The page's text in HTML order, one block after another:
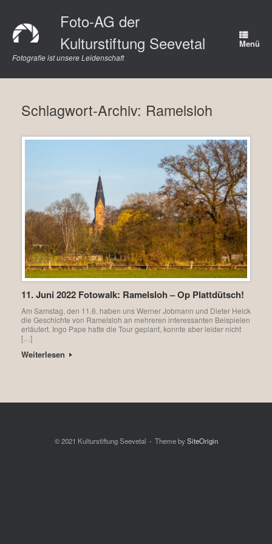
springen
Foto-AG der
Kulturstiftung Seevetal
Fotografie ist unsere Leidenschaft
Menü
Schlagwort-Archiv: Ramelsloh
11. Juni 2022 Fotowalk: Ramelsloh – Op Plattdütsch!
Am Samstag, den 11.6. haben uns Werner Jobmann und Dieter Heick
die Geschichte von Ramelsloh an mehreren interessanten Beispielen
erläutert. Ingo Pape hatte die Tour geplant, konnte aber leider nicht
[…]
Weiterlesen
© 2021 Kulturstiftung Seevetal Theme bySiteOrigin